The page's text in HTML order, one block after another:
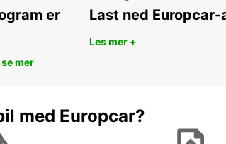
er
mer
Last ned Europcar-
Les mer +
med Europcar?